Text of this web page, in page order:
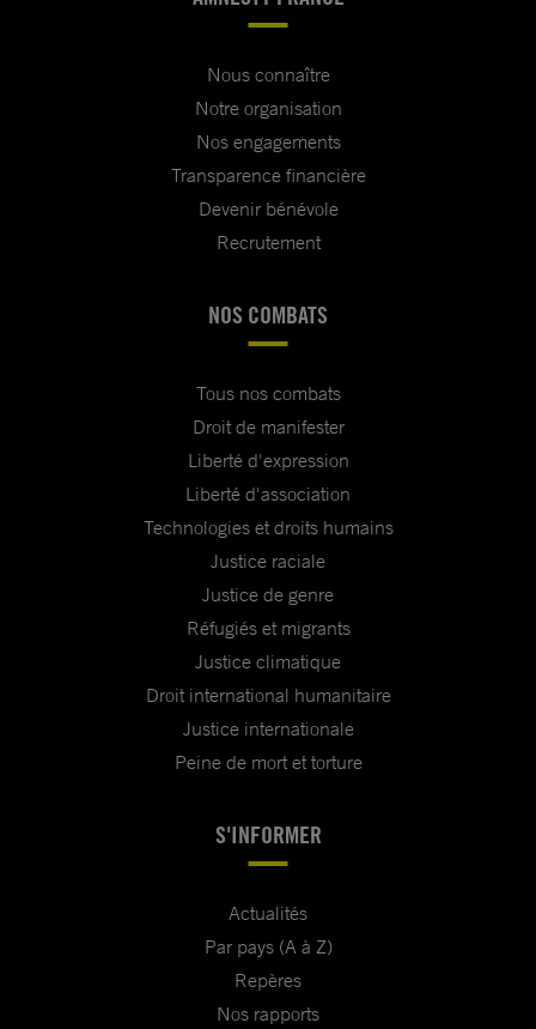
Nous connaître
Notre organisation
Nos engagements
Transparence financière
Devenir bénévole
Recrutement
NOS COMBATS
Tous nos combats
Droit de manifester
Liberté d'expression
Liberté d'association
Technologies et droits humains
Justice raciale
Justice de genre
Réfugiés et migrants
Justice climatique
Droit international humanitaire
Justice internationale
Peine de mort et torture
S'INFORMER
Actualités
Par pays (A à Z)
Repères
Nos rapports